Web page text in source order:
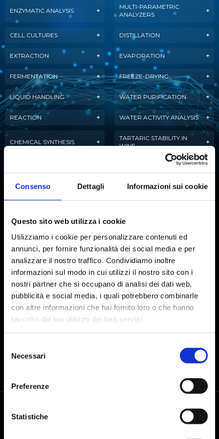
Consenso Dettagli Informazioni sui cookie
Questo sito web utilizza i cookie
Utilizziamo i cookie per personalizzare contenuti ed
annunci, per fornire funzionalità dei social media e per
analizzare il nostro traffico. Condividiamo inoltre
informazioni sul modo in cui utilizzi il nostro sito con i
nostri partner che si occupano di analisi dei dati web,
pubblicità e social media, i quali potrebbero combinarle
con altre informazioni che hai fornito loro o che hanno
raccolto dal tuo utilizzo dei loro servizi.
delNecessari
Preferenze
Statistiche
ENZYMATIC ANALYSIS
MULTI-PARAMETRIC
ANALYZERS
CELL CULTURES DISTILLATION
EXTRACTION EVAPORATION
FERMENTATION FREEZE-DRYING
LIQUID HANDLING WATER PURIFICATION
REACTION WATER ACTIVITY ANALYSIS
CHEMICAL SYNTHESIS
TARTARIC STABILITY IN
WINE
Subscribe to our newsletter
I agree to the processing of personal data after reading thedata
processing policy
SEND